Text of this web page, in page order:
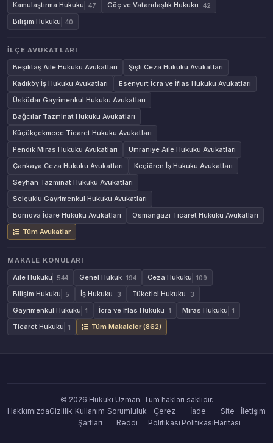
Kamulaştırma Hukuku 47 Göç ve Vatandaşlık Hukuku 42
Bilişim Hukuku 40
İLÇE AVUKATLARI
Beşiktaş Aile Hukuku Avukatları
Şişli Ceza Hukuku Avukatları
Kadıköy İş Hukuku Avukatları
Esenyurt İcra ve İflas Hukuku Avukatları
Üsküdar Gayrimenkul Hukuku Avukatları
Bağcılar Tazminat Hukuku Avukatları
Küçükçekmece Ticaret Hukuku Avukatları
Pendik Miras Hukuku Avukatları
Ümraniye Aile Hukuku Avukatları
Çankaya Ceza Hukuku Avukatları
Keçiören İş Hukuku Avukatları
Seyhan Tazminat Hukuku Avukatları
Selçuklu Gayrimenkul Hukuku Avukatları
Bornova İdare Hukuku Avukatları
Osmangazi Ticaret Hukuku Avukatları
Tüm Avukatlar
MAKALE KONULARI
Aile Hukuku
544 Genel Hukuk 194 Ceza Hukuku 109
Bilişim Hukuku 5 İş Hukuku 3 Tüketici Hukuku 3
Gayrimenkul Hukuku 1 İcra ve İflas Hukuku 1 Miras Hukuku 1
Ticaret Hukuku 1 Tüm Makaleler (862)
© 2026 Hukuki Uzman. Tum haklari saklidir.
HakkımızdaGizlilik Kullanım
Şartları
Sorumluluk
Reddi
Çerez
Politikası
İade
Politikası
Site
Haritası
İletişim